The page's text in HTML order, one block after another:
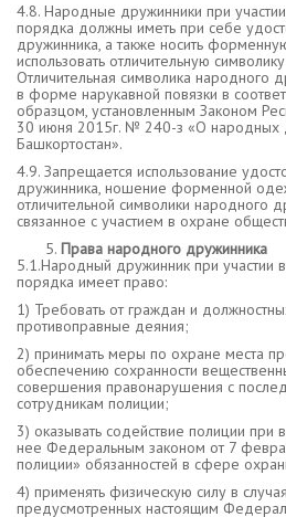
4.8. Народные дружинники при
порядка должны иметь при себе
дружинника, а также носить
использовать отличительную
Отличительная символика народного
в форме нарукавной повязки в
образцом, установленным Законом
30 июня 2015г. № 240-з «О народных
Башкортостан».
4.9. Запрещается использование
дружинника, ношение форменной
отличительной символики народного
связанное с участием в охране
Права народного дружинника
5.1.Народный дружинник при участии
порядка имеет право:
1) Требовать от граждан и
противоправные деяния;
2) принимать меры по охране места
обеспечению сохранности
совершения правонарушения с
сотрудникам полиции;
3) оказывать содействие полиции
нее Федеральным законом от 7
полиции» обязанностей в сфере
4) применять физическую силу в
предусмотренных настоящим